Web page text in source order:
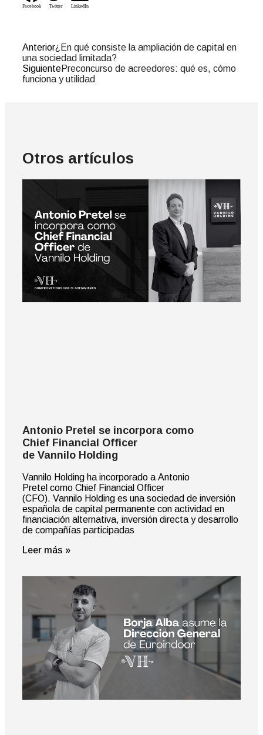
Facebook Twitter LinkedIn
Anterior¿En qué consiste la ampliación de capital en
una sociedad limitada?
SiguientePreconcurso de acreedores: qué es, cómo
funciona y utilidad
Otros artículos
Antonio Pretel se incorpora como
Chief Financial Officer
de Vannilo Holding
Vannilo Holding ha incorporado a Antonio
Pretel como Chief Financial Officer
(CFO). Vannilo Holding es una sociedad de inversión
española de capital permanente con actividad en
financiación alternativa, inversión directa y desarrollo
de compañías participadas
Leer más »